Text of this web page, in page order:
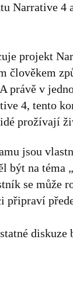
Narrative 4
projekt
člověkem
právě v
4, tento
prožívají
jsou
být na
se může
připraví